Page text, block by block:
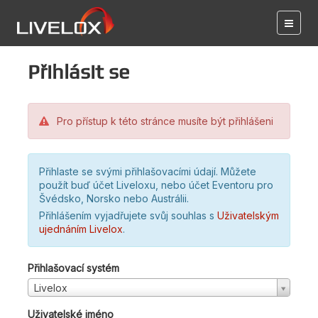
Přihlásit se
Pro přístup k této stránce musíte být přihlášeni
Přihlaste se svými přihlašovacími údají. Můžete
použít buď účet Liveloxu, nebo účet Eventoru pro
Švédsko, Norsko nebo Austrálii.
Přihlášením vyjadřujete svůj souhlas s Uživatelským
ujednáním Livelox.
Přihlašovací systém
Livelox
Uživatelské jméno